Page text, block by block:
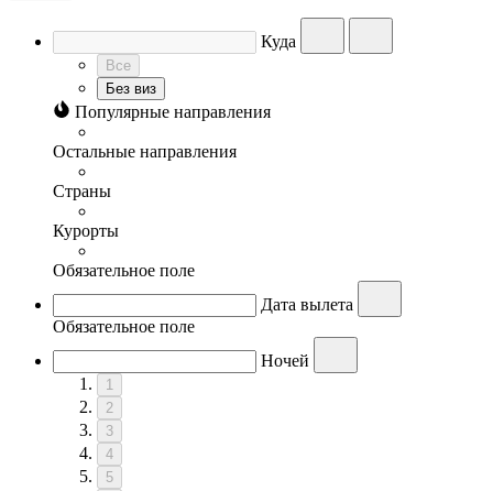
Куда
Все
Без виз
Популярные направления
Остальные направления
Страны
Курорты
Обязательное поле
Дата вылета
Обязательное поле
Ночей
1
2
3
4
5